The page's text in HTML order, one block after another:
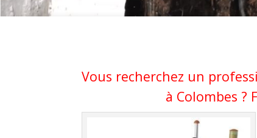
Vous recherchez un
à Colombes ?